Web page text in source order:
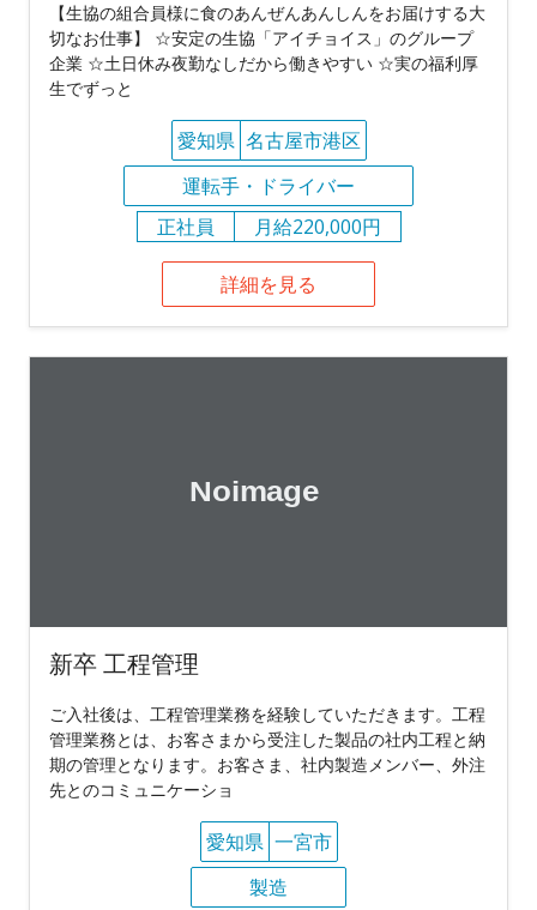
【生協の組合員様に食のあんぜんあんしんをお届けする大
切なお仕事】 ☆安定の生協「アイチョイス」のグループ
企業 ☆土日休み夜勤なしだから働きやすい ☆実の福利厚
生でずっと
愛知県 名古屋市港区
運転手・ドライバー
正社員
月給220,000円
詳細を見る
新卒 工程管理
ご入社後は、工程管理業務を経験していただきます。工程
管理業務とは、お客さまから受注した製品の社内工程と納
期の管理となります。お客さま、社内製造メンバー、外注
先とのコミュニケーショ
愛知県 一宮市
製造